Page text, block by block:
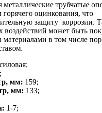
металлические трубчатые
оцинкования, что
защиту коррозии.
может быть
материалами в том числе
мм: 159;
мм: 133;
1-7;